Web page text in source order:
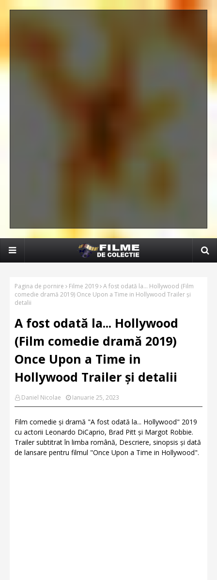
Pagina de pornire Filme 2019 A fost odată la... Hollywood (Film
comedie dramă 2019) Once Upon a Time in Hollywood Trailer și
detalii
A fost odată la... Hollywood
(Film comedie dramă 2019)
Once Upon a Time in
Hollywood Trailer și detalii
Daniel Nicolae Ianuarie 25, 2023
Film comedie și dramă "A fost odată la... Hollywood" 2019
cu actorii Leonardo DiCaprio, Brad Pitt și Margot Robbie.
Trailer subtitrat în limba română, Descriere, sinopsis și dată
de lansare pentru filmul "Once Upon a Time in Hollywood".